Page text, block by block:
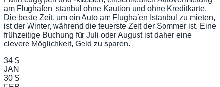
am Flughafen Istanbul ohne Kaution und ohne Kreditkarte.
Die beste Zeit, um ein Auto am Flughafen Istanbul zu mieten,
ist der Winter, während die teuerste Zeit der Sommer ist. Eine
frühzeitige Buchung für Juli oder August ist daher eine
clevere Möglichkeit, Geld zu sparen.
34 $
JAN
30 $